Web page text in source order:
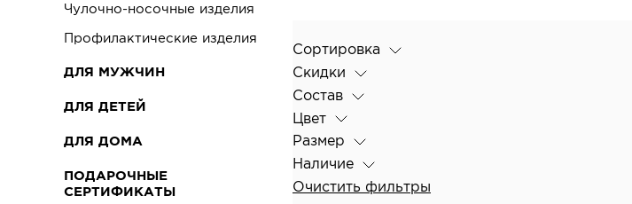
Чулочно-носочные изделия
Профилактические изделия
ДЛЯ МУЖЧИН
ДЛЯ ДЕТЕЙ
ДЛЯ ДОМА
ПОДАРОЧНЫЕ
СЕРТИФИКАТЫ
Сортировка
Скидки
Состав
Цвет
Размер
Наличие
Очистить фильтры